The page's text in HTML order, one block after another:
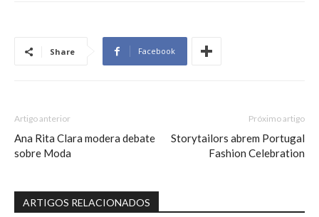
Share Facebook
Artigo anterior
Ana Rita Clara modera debate
sobre Moda
Próximo artigo
Storytailors abrem Portugal
Fashion Celebration
ARTIGOS RELACIONADOS